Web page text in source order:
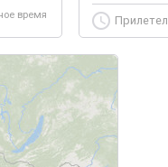
время Прилетел